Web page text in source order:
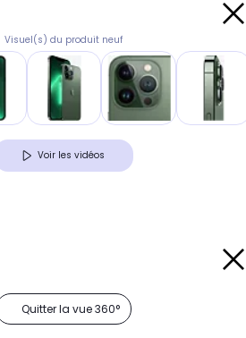
Visuel(s) du produit neuf
Voir les vidéos
Quitter la vue 360°